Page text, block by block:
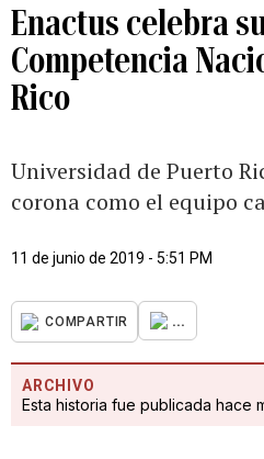
Enactus celebra
Competencia
Rico
Universidad de Puerto
corona como el equipo
11 de junio de 2019 - 5:51 PM
COMPARTIR ...
ARCHIVO
Esta historia fue publicada hace